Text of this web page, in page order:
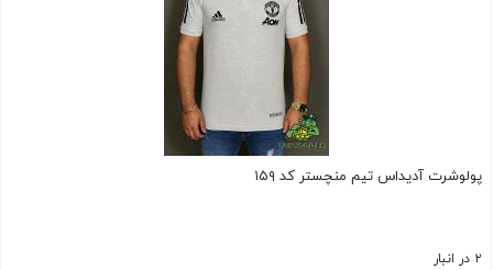
پولوشرت آدیداس تیم منچستر کد ۱۵۹
۲ در انبار